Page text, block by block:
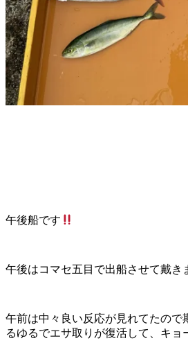
午後船です
午後はコマセ五目で出船させて戴き
午前は中々良い反応が見れてたので
るゆるでエサ取りが復活して、キョ